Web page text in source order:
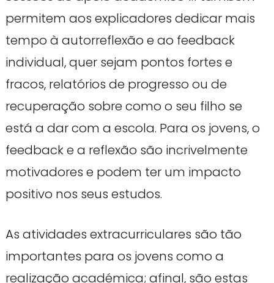
permitem aos explicadores dedicar mais
tempo à autorreflexão e ao feedback
individual, quer sejam pontos fortes e
fracos, relatórios de progresso ou de
recuperação sobre como o seu filho se
está a dar com a escola. Para os jovens, o
feedback e a reflexão são incrivelmente
motivadores e podem ter um impacto
positivo nos seus estudos.
As atividades extracurriculares são tão
importantes para os jovens como a
realização académica; afinal, são estas